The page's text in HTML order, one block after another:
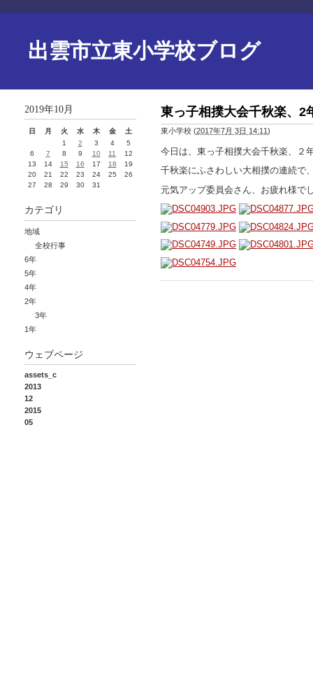
出雲市立東小学校ブログ
東っ子相撲大会千秋楽、2
東小学校 (2017年7月 3日 14:11)
今日は、東っ子相撲大会千秋楽、２
千秋楽にふさわしい大相撲の連続で
元気アップ委員会さん、お疲れ様で
2019年10月
日 月 火 水 木 金
土
1
2 3 4
5
6
7 8 9 10 11
12
13
14 15 16 17 18
19
20
21 22 23 24 25
26
27
28 29 30 31
カテゴリ
地域
全校行事
6年
5年
4年
2年
3年
1年
ウェブページ
assets_c
2013
12
2015
05